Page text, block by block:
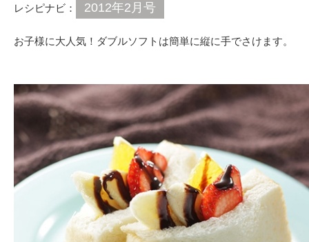
レシピナビ： 2012年2月号
お子様に大人気！ダブルソフトは簡単に縦に手でさけます。